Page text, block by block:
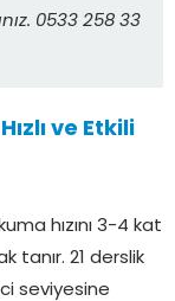
0533 258 33
ve Etkili
hızını 3-4 kat
tanır. 21 derslik
seviyesine